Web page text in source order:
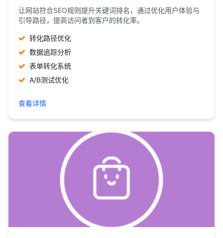
让网站符合SEO规则提升关键词排名，通过优化用户体验与
引导路径，提高访问者到客户的转化率。
转化路径优化
数据追踪分析
表单转化系统
A/B测试优化
查看详情